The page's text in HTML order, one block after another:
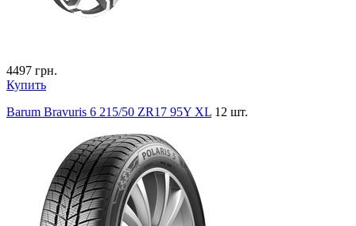
4497 грн.
Купить
Barum Bravuris 6 215/50 ZR17 95Y XL 12 шт.